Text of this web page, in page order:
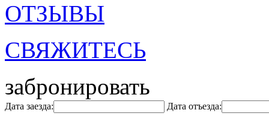
ОТЗЫВЫ
СВЯЖИТЕСЬ
забронировать
Дата заезда: Дата отъезда: